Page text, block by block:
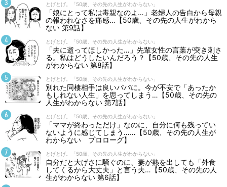
とげとげ。「50歳、その先の人生がわからない」
「娘にとって私は毒親なのよ…」老婦人の告白から母親
の報われなさを痛感…【50歳、その先の人生がわから
ない 第9話】
とげとげ。「50歳、その先の人生がわからない」
「夫に逝ってほしかった…」先輩女性の言葉が突き刺さ
る。私はどうしたいんだろう？【50歳、その先の人生
がわからない 第8話】
とげとげ。「50歳、その先の人生がわからない」
別れた同棲相手は良いパパに。今が不安で「あったか
もしれない人生」を思ってしまう…【50歳、その先の
人生がわからない 第7話】
とげとげ。「50歳、その先の人生がわからない」
「ママが終わっただけ」なのに、自分に何も残ってい
ないように感じてしまう……【50歳、その先の人生が
わからない プロローグ】
とげとげ。「50歳、その先の人生がわからない」
自分だと大げさに騒ぐのに、妻が熱を出しても「外食
してくるから大丈夫」と言う夫…【50歳、その先の人
生がわからない 第6話】